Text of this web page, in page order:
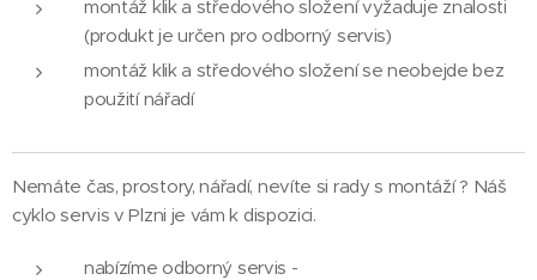
montáž klik a středového složení vyžaduje znalosti
(produkt je určen pro odborný servis)
montáž klik a středového složení se neobejde bez
použití nářadí
Nemáte čas, prostory, nářadí, nevíte si rady s montáží ? Náš
cyklo servis v Plzni je vám k dispozici.
nabízíme odborný servis -